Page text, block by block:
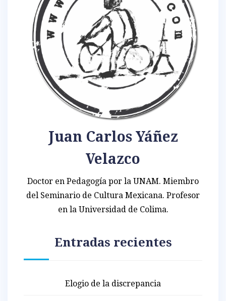
Juan Carlos Yáñez
Velazco
Doctor en Pedagogía por la UNAM. Miembro
del Seminario de Cultura Mexicana. Profesor
en la Universidad de Colima.
Entradas recientes
Elogio de la discrepancia